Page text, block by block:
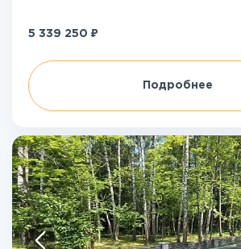
5 339 250 ₽
Подробнее